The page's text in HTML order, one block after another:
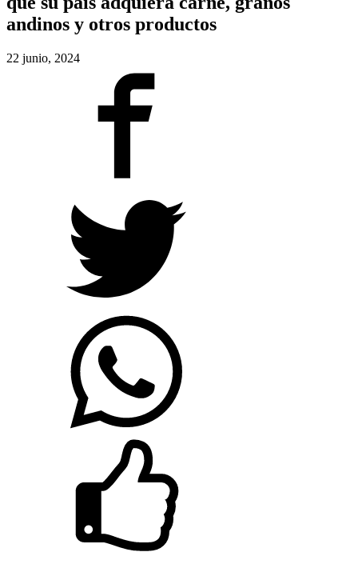
andinos y otros productos
22 junio, 2024